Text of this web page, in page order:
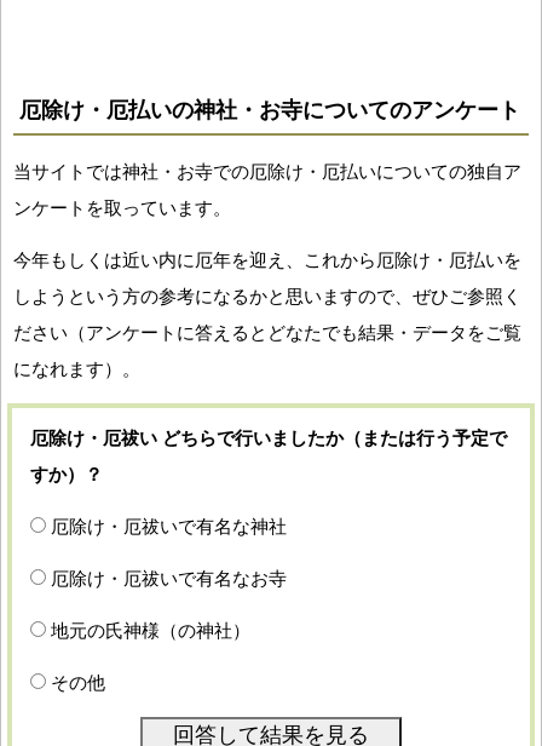
厄除け・厄払いの神社・お寺についてのアンケート
当サイトでは神社・お寺での厄除け・厄払いについての独自ア
ンケートを取っています。
今年もしくは近い内に厄年を迎え、これから厄除け・厄払いを
しようという方の参考になるかと思いますので、ぜひご参照く
ださい（アンケートに答えるとどなたでも結果・データをご覧
になれます）。
厄除け・厄祓い どちらで行いましたか（または行う予定で
すか）？
厄除け・厄祓いで有名な神社
厄除け・厄祓いで有名なお寺
地元の氏神様（の神社）
その他